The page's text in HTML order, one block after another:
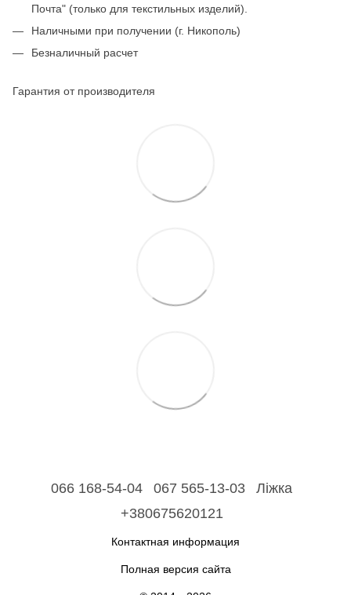
Почта" (только для текстильных изделий).
Наличными при получении (г. Никополь)
Безналичный расчет
Гарантия от производителя
066 168-54-04 067 565-13-03
Ліжка
+380675620121
Контактная информация
Полная версия сайта